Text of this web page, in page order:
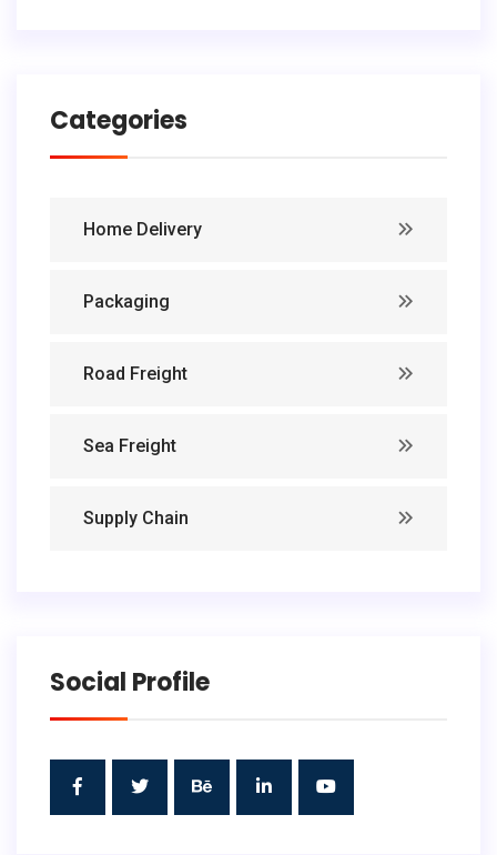
Categories
Home Delivery
Packaging
Road Freight
Sea Freight
Supply Chain
Social Profile